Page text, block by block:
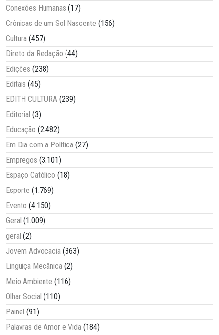
Conexões Humanas (17)
Crônicas de um Sol Nascente (156)
Cultura (457)
Direto da Redação (44)
Edições (238)
Editais (45)
EDITH CULTURA (239)
Editorial (3)
Educação (2.482)
Em Dia com a Política (27)
Empregos (3.101)
Espaço Católico (18)
Esporte (1.769)
Evento (4.150)
Geral (1.009)
geral (2)
Jovem Advocacia (363)
Linguiça Mecânica (2)
Meio Ambiente (116)
Olhar Social (110)
Painel (91)
Palavras de Amor e Vida (184)